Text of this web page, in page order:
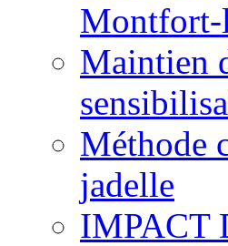
Montfort-
Maintien
Méthode
jadelle
IMPACT